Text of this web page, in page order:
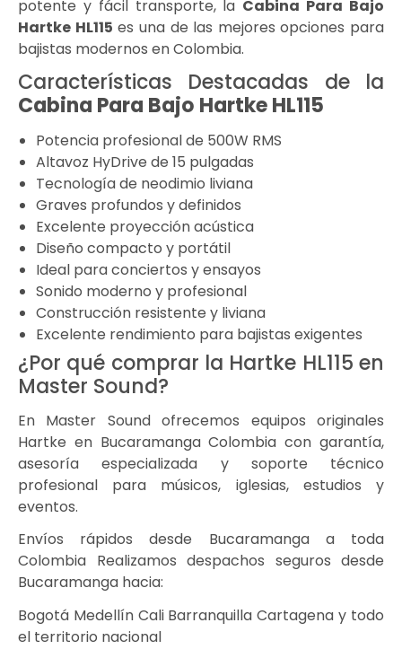
potente y fácil transporte, la Cabina Para Bajo
Hartke HL115 es una de las mejores opciones para
bajistas modernos en Colombia.
Características Destacadas de la
Cabina Para Bajo Hartke HL115
Potencia profesional de 500W RMS
Altavoz HyDrive de 15 pulgadas
Tecnología de neodimio liviana
Graves profundos y definidos
Excelente proyección acústica
Diseño compacto y portátil
Ideal para conciertos y ensayos
Sonido moderno y profesional
Construcción resistente y liviana
Excelente rendimiento para bajistas exigentes
¿Por qué comprar la Hartke HL115 en
Master Sound?
En Master Sound ofrecemos equipos originales
Hartke en Bucaramanga Colombia con garantía,
asesoría especializada y soporte técnico
profesional para músicos, iglesias, estudios y
eventos.
Envíos rápidos desde Bucaramanga a toda
Colombia Realizamos despachos seguros desde
Bucaramanga hacia:
Bogotá Medellín Cali Barranquilla Cartagena y todo
el territorio nacional